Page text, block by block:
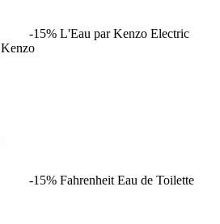
-15% L'Eau par Kenzo Electric
Kenzo
-15% Fahrenheit Eau de Toilette